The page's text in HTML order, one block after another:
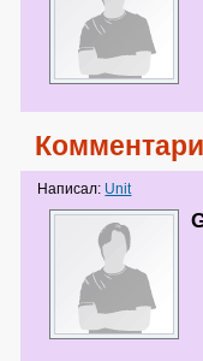
Написал: Unit